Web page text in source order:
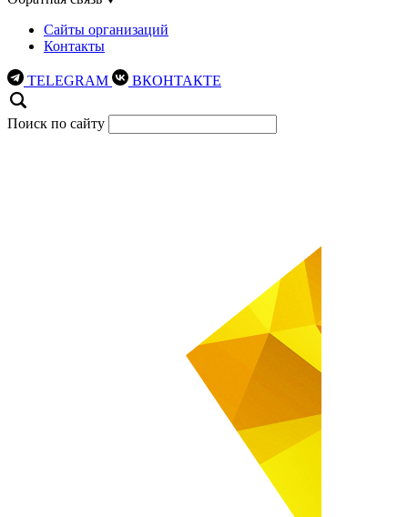
Сайты организаций
Контакты
TELEGRAM ВКОНТАКТЕ
Поиск по сайту